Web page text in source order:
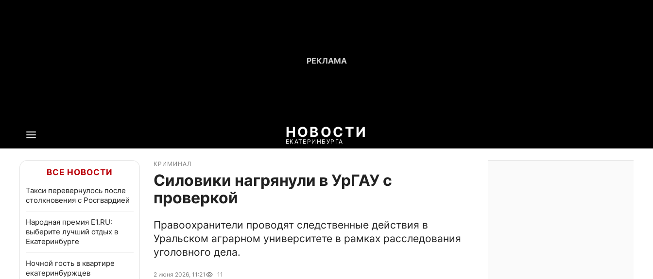
НОВОСТИ
ЕКАТЕРИНБУРГА
ВСЕ НОВОСТИ
Такси перевернулось после
столкновения с Росгвардией
Народная премия E1.RU:
выберите лучший отдых в
Екатеринбурге
Ночной гость в квартире
екатеринбуржцев
КРИМИНАЛ
Силовики нагрянули в УрГАУ с
проверкой
Правоохранители проводят следственные действия в
Уральском аграрном университете в рамках расследования
уголовного дела.
2 июня 2026, 11:21 11